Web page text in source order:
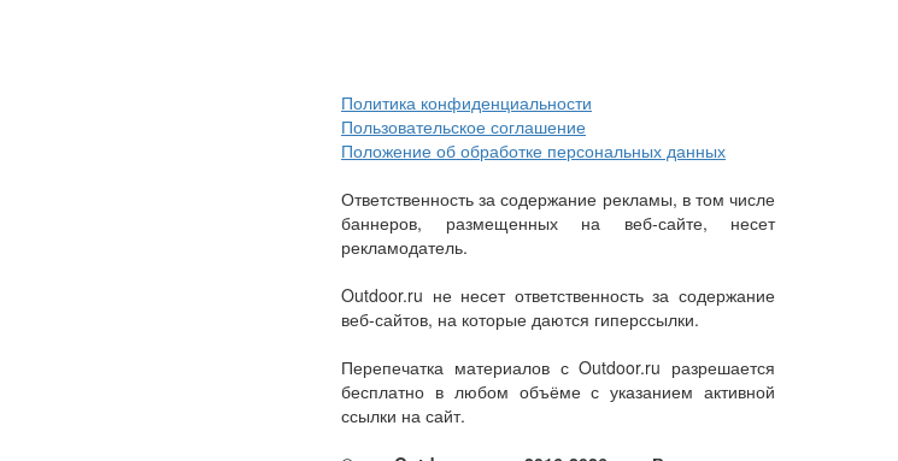
Политика конфиденциальности
Пользовательское соглашение
Положение об обработке персональных данных
Ответственность за содержание рекламы, в том числе
баннеров, размещенных на веб-сайте, несет
рекламодатель.
Outdoor.ru не несет ответственность за содержание
веб-сайтов, на которые даются гиперссылки.
Перепечатка материалов с Outdoor.ru разрешается
бесплатно в любом объёме с указанием активной
ссылки на сайт.